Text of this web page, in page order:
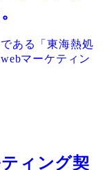
ある「東海熱処
マーケティン
ィング契